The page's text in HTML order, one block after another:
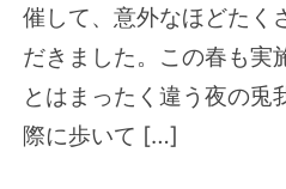
催して、意外なほどたく
だきました。この春も実
とはまったく違う夜の兎
際に歩いて […]